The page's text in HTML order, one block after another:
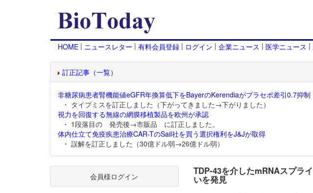
HOME | ニュースレター | 有料会員登録 | ログイン | 企業ニュース | 医学ニュース |
訂正記事（一覧）
非糖尿病患者腎機能値eGFR年換算低下をBayerのKerendiaがプラセボ差引0.7抑制
・ タイプミスを訂正しました（下がってきました→下がりました）
視力を回復する無線の網膜移植製品を欧州が承認
・ 1段落目の 発売後→市販品 に訂正しました。
体内仕立て免疫疾患治療CAR-TのSail社を買う選択権利をJ&Jが取得
・ 誤解を訂正しました（30億ドル弱→26億ドル弱）
TDP-43を介したmRNAスプラ
いを発見
会員様ログイン